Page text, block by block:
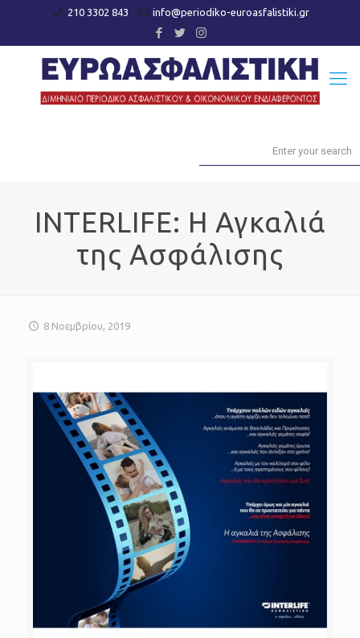
210 3302 843 info@periodiko-euroasfalistiki.gr
INTERLIFE: Η Αγκαλιά
της Ασφάλισης
8 Νοεμβρίου, 2019